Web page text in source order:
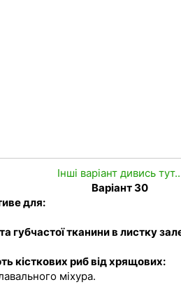
Інші варіант дивись
Варіант 30
для:
губчастої тканини в листку
кісткових риб від хрящових:
міхура.